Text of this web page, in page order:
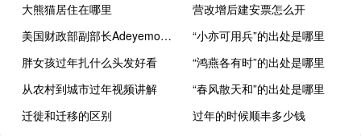
大熊猫居住在哪里
营改增后建安票怎么开
美国财政部副部长Adeyemo：我们希望国会尽快就向以色列和乌克兰提供资金采取行动
“小亦可用兵”的出处是哪里
胖女孩过年扎什么头发好看
“鸿燕各有时”的出处是哪里
从农村到城市过年视频讲解
“春风散天和”的出处是哪里
迁徙和迁移的区别
过年的时候顺丰多少钱